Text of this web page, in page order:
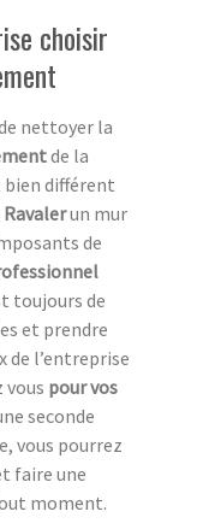
choisir
nettoyer la
de la
différent
Ravalerun mur
de
toujours de
et prendre
de l’entreprise
vous pour vos
seconde
vous pourrez
faire une
moment.